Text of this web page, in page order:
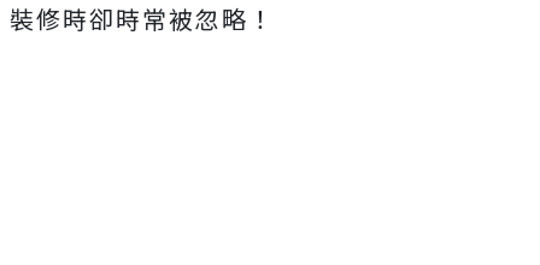
裝修時卻時常被忽略！